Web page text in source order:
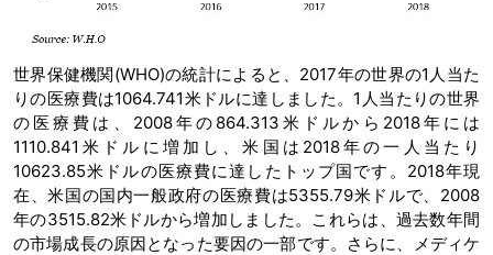
世界保健機関(WHO)の統計によると、2017年の世界の1人当た
りの医療費は1064.741米ドルに達しました。1人当たりの世界
の医療費は、2008年の864.313米ドルから2018年には
1110.841米ドルに増加し、米国は2018年の一人当たり
10623.85米ドルの医療費に達したトップ国です。2018年現
在、米国の国内一般政府の医療費は5355.79米ドルで、2008
年の3515.82米ドルから増加しました。これらは、過去数年間
の市場成長の原因となった要因の一部です。さらに、メディケ